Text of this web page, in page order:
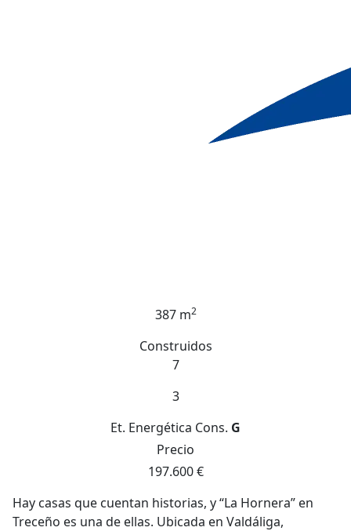
387 m2
Construidos
7
3
Et. Energética Cons. G
Precio
197.600 €
Hay casas que cuentan historias, y “La Hornera” en
Treceño es una de ellas. Ubicada en Valdáliga,